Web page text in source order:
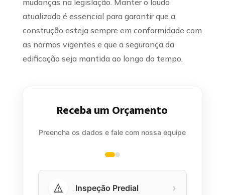
mudanças na legislação. Manter o laudo
atualizado é essencial para garantir que a
construção esteja sempre em conformidade com
as normas vigentes e que a segurança da
edificação seja mantida ao longo do tempo.
Receba um Orçamento
Preencha os dados e fale com nossa equipe
Inspeção Predial ›